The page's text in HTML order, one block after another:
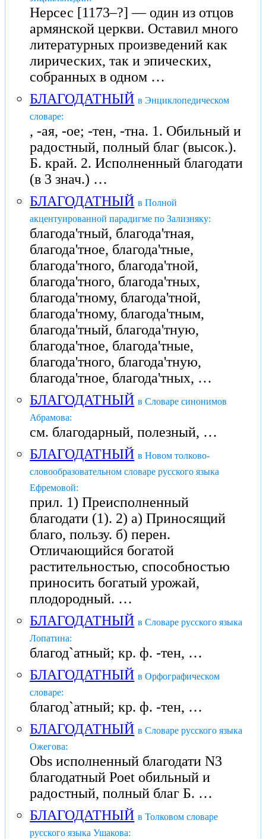
Нерсес [1173–?] — один из отцов
армянской церкви. Оставил много
литературных произведений как
лирических, так и эпических,
собранных в одном …
БЛАГОДАТНЫЙ в Энциклопедическом
словаре:
, -ая, -ое; -тен, -тна. 1. Обильный и
радостный, полный благ (высок.).
Б. край. 2. Исполненный благодати
(в 3 знач.) …
БЛАГОДАТНЫЙ в Полной
акцентуированной парадигме по Зализняку:
благода'тный, благода'тная,
благода'тное, благода'тные,
благода'тного, благода'тной,
благода'тного, благода'тных,
благода'тному, благода'тной,
благода'тному, благода'тным,
благода'тный, благода'тную,
благода'тное, благода'тные,
благода'тного, благода'тную,
благода'тное, благода'тных, …
БЛАГОДАТНЫЙ в Словаре синонимов
Абрамова:
см. благодарный, полезный, …
БЛАГОДАТНЫЙ в Новом толково-
словообразовательном словаре русского языка
Ефремовой:
прил. 1) Преисполненный
благодати (1). 2) а) Приносящий
благо, пользу. б) перен.
Отличающийся богатой
растительностью, способностью
приносить богатый урожай,
плодородный. …
БЛАГОДАТНЫЙ в Словаре русского языка
Лопатина:
благод`атный; кр. ф. -тен, …
БЛАГОДАТНЫЙ в Орфографическом
словаре:
благод`атный; кр. ф. -тен, …
БЛАГОДАТНЫЙ в Словаре русского языка
Ожегова:
Obs исполненный благодати N3
благодатный Poet обильный и
радостный, полный благ Б. …
БЛАГОДАТНЫЙ в Толковом словаре
русского языка Ушакова: